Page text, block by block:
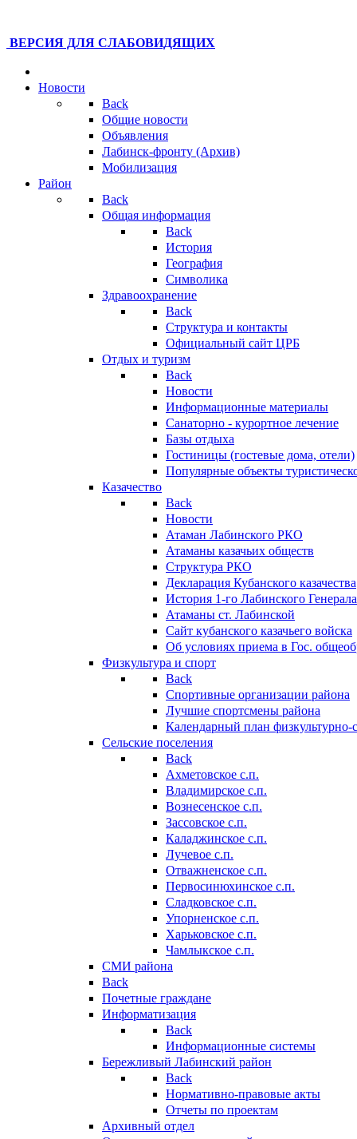
ВЕРСИЯ ДЛЯ СЛАБОВИДЯЩИХ
Новости
Back
Общие новости
Объявления
Лабинск-фронту (Архив)
Мобилизация
Район
Back
Общая информация
Back
История
География
Символика
Здравоохранение
Back
Структура и контакты
Официальный сайт ЦРБ
Отдых и туризм
Back
Новости
Информационные материалы
Санаторно - курортное лечение
Базы отдыха
Гостиницы (гостевые дома, отели)
Популярные объекты
Казачество
Back
Новости
Атаман Лабинского РКО
Атаманы казачьих обществ
Структура РКО
Декларация Кубанского казачества
История 1-го Лабинского
Атаманы ст. Лабинской
Cайт кубанского казачьего войска
Об условиях приема в Гос.
Физкультура и спорт
Back
Спортивные организации района
Лучшие спортсмены района
Календарный план
Сельские поселения
Back
Ахметовское с.п.
Владимирское с.п.
Вознесенское с.п.
Зассовское с.п.
Каладжинское с.п.
Лучевое с.п.
Отважненское с.п.
Первосинюхинское с.п.
Сладковское с.п.
Упорненское с.п.
Харьковское с.п.
Чамлыкское с.п.
СМИ района
Back
Почетные граждане
Информатизация
Back
Информационные системы
Бережливый Лабинский район
Back
Нормативно-правовые акты
Отчеты по проектам
Архивный отдел